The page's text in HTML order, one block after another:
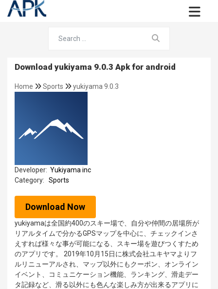
Download yukiyama 9.0.3 Apk for android
Home Sports yukiyama 9.0.3
Developer: Yukiyama inc
Category:
Sports
Download Now
yukiyamaは全国約400のスキー場で、自分や仲間の居場所が
リアルタイムで分かるGPSマップを中心に、チェックインさ
えすれば様々な事が可能になる、スキー場を遊びつくすため
のアプリです。 2019年10月15日に株式会社ユキヤマよりフ
ルリニューアルされ、マップ以外にもクーポン、オンライン
イベント、コミュニケーション機能、ランキング、滑走デー
タ記録など、滑る以外にも色んな楽しみ方が出来るアプリに